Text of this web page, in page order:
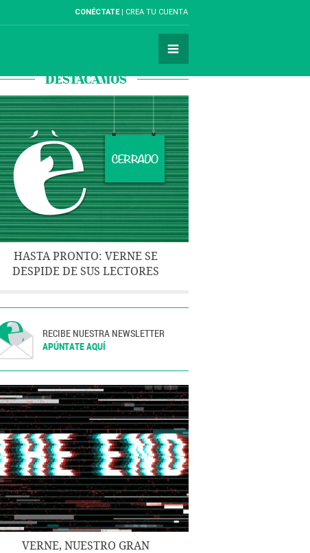
CONÉCTATE CREA TU CUENTA
DESTACAMOS
HASTA PRONTO: VERNE SE
DESPIDE DE SUS LECTORES
RECIBE NUESTRA NEWSLETTER
APÚNTATE AQUÍ
VERNE, NUESTRO GRAN